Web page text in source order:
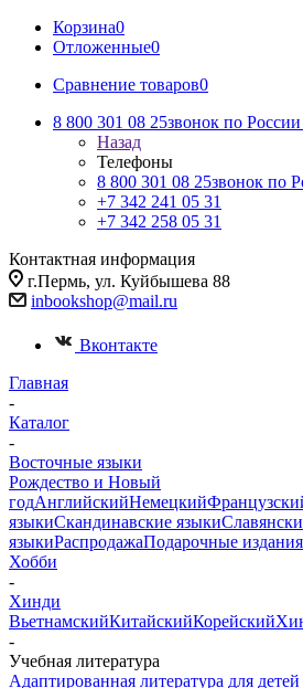
Корзина0
Отложенные0
Сравнение товаров0
8 800 301 08 25звонок по
Назад
Телефоны
8 800 301 08 25звонок по
+7 342 241 05 31
+7 342 258 05 31
Контактная информация
г.Пермь, ул. Куйбышева 88
inbookshop@mail.ru
Вконтакте
Главная
-
Каталог
-
Восточные языки
Рождество и Новый
годАнглийскийНемецкий
языкиСкандинавские языки
языкиРаспродажаПодарочные издания
Хобби
-
Хинди
ВьетнамскийКитайскийКорейский
-
Учебная литература
Адаптированная литература для